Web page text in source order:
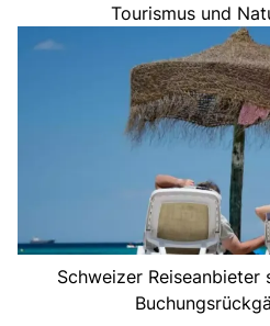
Tourismus und
Schweizer Reiseanbieter